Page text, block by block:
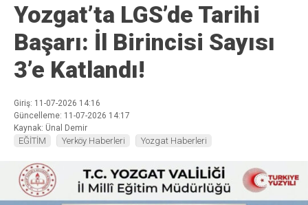
Yozgat’ta LGS’de Tarihi
Başarı: İl Birincisi Sayısı
3’e Katlandı!
Giriş: 11-07-2026 14:16
Güncelleme: 11-07-2026 14:17
Kaynak: Ünal Demir
EĞİTİM Yerköy Haberleri Yozgat Haberleri